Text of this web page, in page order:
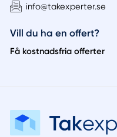
info@takexperter.se
Vill du ha en offert?
Få kostnadsfria offerter